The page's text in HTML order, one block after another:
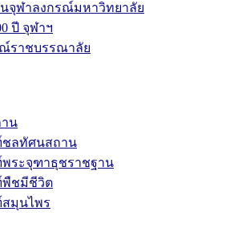
จุฬาลงกรณ์มหาวิทยาลัย
ปี จุฬาฯ
ราชบรรณาลัย
น
ลทัศนสถาน
ระจุฑาธุชราชฐาน
ชมีชีวิต
มุนไพร